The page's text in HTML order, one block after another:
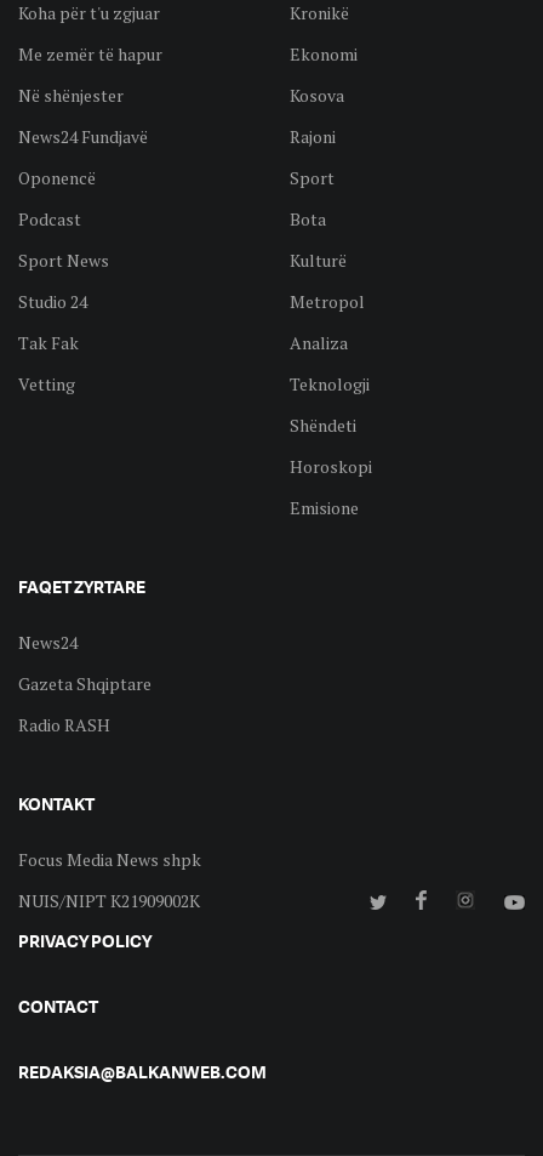
Koha për t'u zgjuar
Me zemër të hapur
Në shënjester
News24 Fundjavë
Oponencë
Podcast
Sport News
Studio 24
Tak Fak
Vetting
Kronikë
Ekonomi
Kosova
Rajoni
Sport
Bota
Kulturë
Metropol
Analiza
Teknologji
Shëndeti
Horoskopi
Emisione
FAQET ZYRTARE
News24
Gazeta Shqiptare
Radio RASH
KONTAKT
Focus Media News shpk
NUIS/NIPT K21909002K
PRIVACY POLICY
CONTACT
REDAKSIA@BALKANWEB.COM